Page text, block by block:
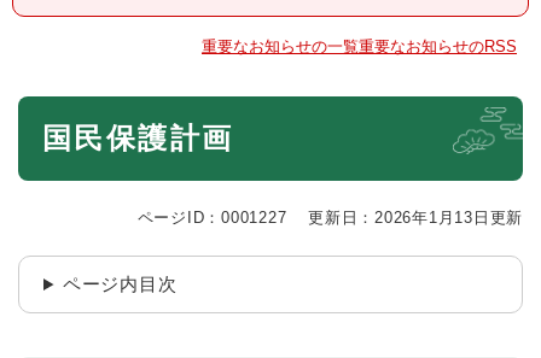
重要なお知らせの一覧重要なお知らせのRSS
本
国民保護計画
ページID：0001227 更新日：2026年1月13日更新
ページ内目次